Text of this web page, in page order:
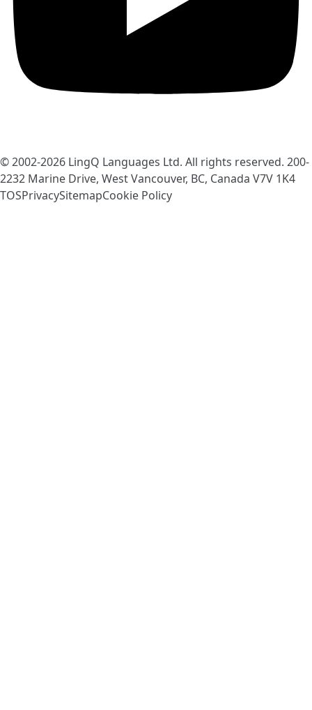
© 2002-2026 LingQ Languages Ltd. All rights reserved. 200-
2232 Marine Drive, West Vancouver, BC, Canada V7V 1K4
TOSPrivacySitemapCookie Policy